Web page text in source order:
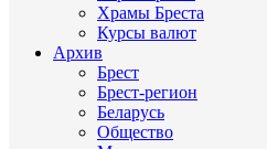
Храмы Бреста
Курсы валют
Архив
Брест
Брест-регион
Беларусь
Общество